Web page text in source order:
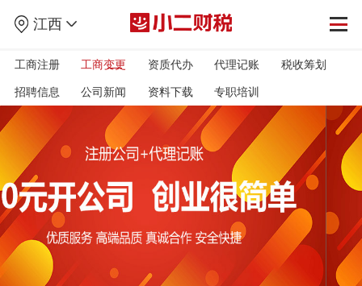
江西
工商注册 工商变更 资质代办 代理记账 税收筹划
招聘信息 公司新闻 资料下载 专职培训